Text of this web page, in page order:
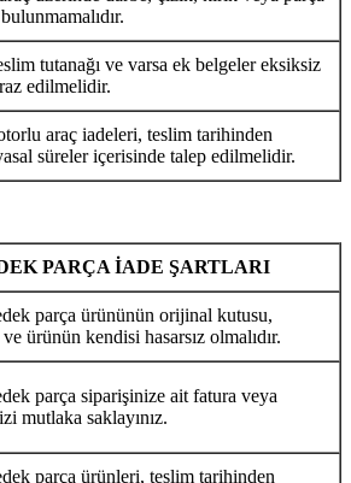
tutanağı ve varsa ek belgeler eksiksiz
edilmelidir.
araç iadeleri, teslim tarihinden
süreler içerisinde talep edilmelidir.
PARÇA İADE ŞARTLARI
parça ürününün orijinal kutusu,
ürünün kendisi hasarsız olmalıdır.
parça siparişinize ait fatura veya
mutlaka saklayınız.
parça ürünleri, teslim tarihinden